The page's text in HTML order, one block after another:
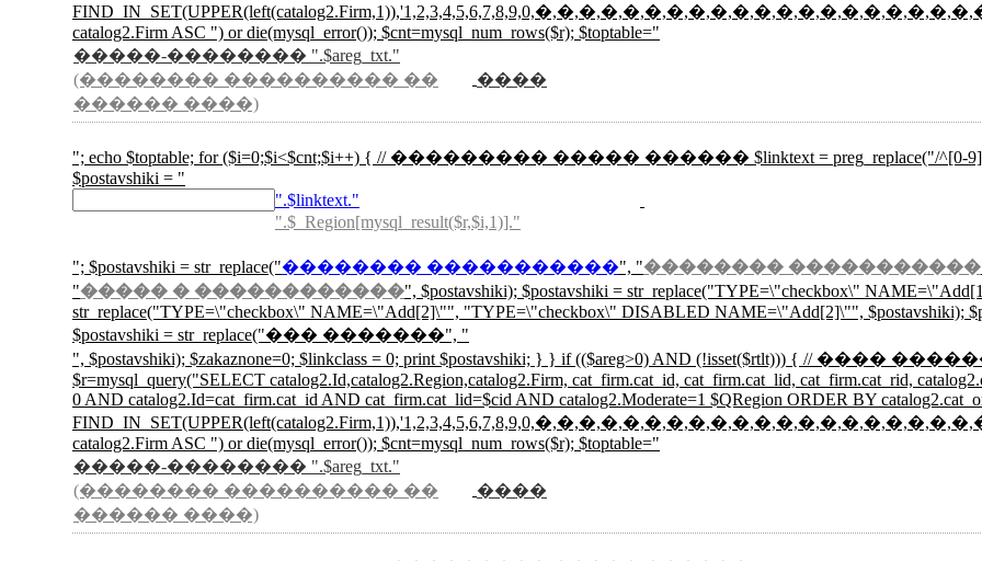
catalog2.Firm ASC ") or die(mysql_error()); $cnt=mysql_num_rows($r); $toptable="
�����-�������� ".$areg_txt."
(�������� ���������� ��
������ ����)
����
"; echo $toptable; for ($i=0;$i<$cnt;$i++) { // ��������� ����� ������ $linktext = preg_replace("/^[0-9]{3}/
$postavshiki = "
".$linktext."
".$_Region[mysql_result($r,$i,1)]."
"; $postavshiki = str_replace("�������� �����������", "�������� �����������
"����� � ������������", $postavshiki); $postavshiki = str_replace("TYPE=\"checkbox\"
str_replace("TYPE=\"checkbox\" NAME=\"Add[2]\"", "TYPE=\"checkbox\" DISABLED NAME=\"Add[2]\"", $postavshiki);
$postavshiki = str_replace("��� �������", "
", $postavshiki); $zakaznone=0; $linkclass = 0; print $postavshiki; } } if (($areg>0) AND
$r=mysql_query("SELECT catalog2.Id,catalog2.Region,catalog2.Firm, cat_firm.cat_id, cat_firm.cat_lid, cat_firm.cat_rid,
0 AND catalog2.Id=cat_firm.cat_id AND cat_firm.cat_lid=$cid AND catalog2.Moderate=1 $QRegion ORDER BY
catalog2.Firm ASC ") or die(mysql_error()); $cnt=mysql_num_rows($r); $toptable="
�����-�������� ".$areg_txt."
(�������� ���������� ��
������ ����)
����